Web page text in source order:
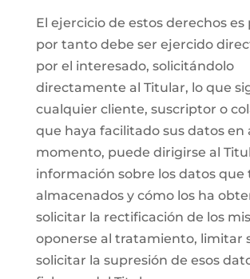
El ejercicio de estos derechos es
por tanto debe ser ejercido
por el interesado, solicitándolo
directamente al Titular, lo que
cualquier cliente, suscriptor o
que haya facilitado sus datos en
momento, puede dirigirse al
información sobre los datos que
almacenados y cómo los ha
solicitar la rectificación de los
oponerse al tratamiento, limitar
solicitar la supresión de esos